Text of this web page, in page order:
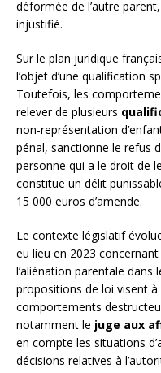
déformée de l’autre
injustifié.
Sur le plan juridique
l’objet d’une qualification
Toutefois, les
relever de plusieurs
non-représentation
pénal, sanctionne le refus
personne qui a le droit de
constitue un délit
15 000 euros d’amende.
Le contexte législatif
eu lieu en 2023
l’aliénation parentale dans
propositions de loi visent
comportements
notamment le juge aux
en compte les situations
décisions relatives à